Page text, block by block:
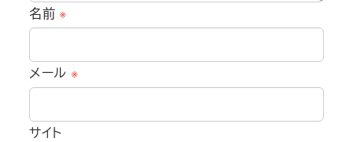
名前※
メール ※
サイト